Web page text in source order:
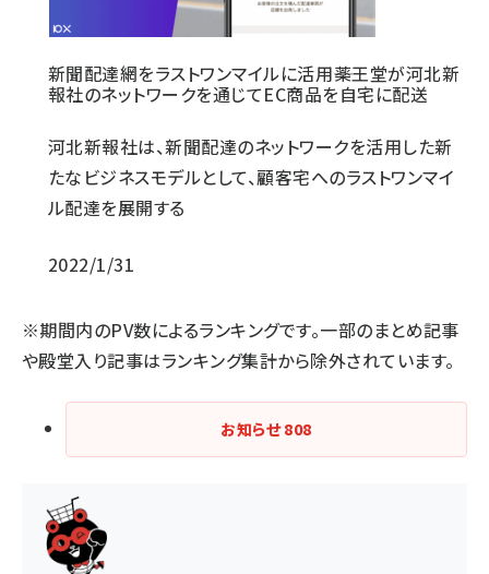
新聞配達網をラストワンマイルに活用――薬王堂が河北新
報社のネットワークを通じてEC商品を自宅に配送
河北新報社は、新聞配達のネットワークを活用した新
たなビジネスモデルとして、顧客宅へのラストワンマイ
ル配達を展開する
2022/1/31
※期間内のPV数によるランキングです。一部のまとめ記事
や殿堂入り記事はランキング集計から除外されています。
お知らせ808